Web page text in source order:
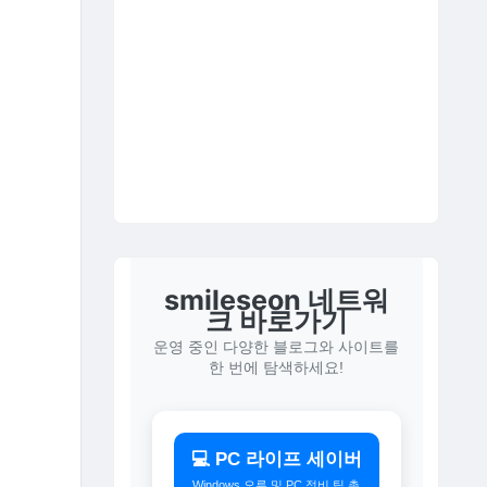
smileseon 네트워
크 바로가기
운영 중인 다양한 블로그와 사이트를
한 번에 탐색하세요!
💻 PC 라이프 세이버